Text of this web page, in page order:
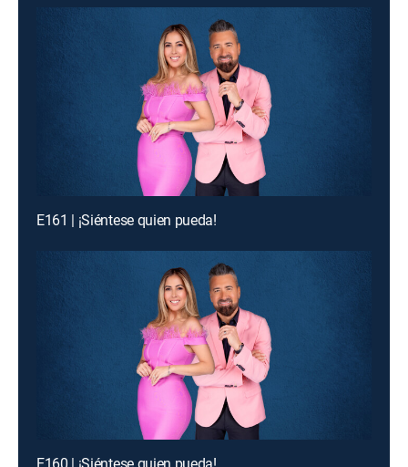
E161 | ¡Siéntese quien pueda!